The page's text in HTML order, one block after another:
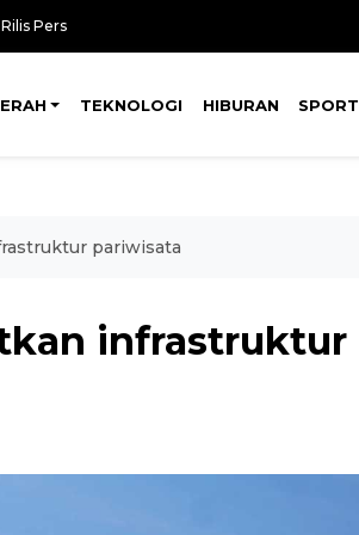
Rilis Pers
TEKNOLOGI HIBURAN SPORT
pariwisata
infrastruktur